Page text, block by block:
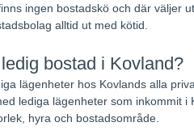
ingen bostadskö och där väljer
alltid ut med kötid.
bostad i Kovland?
lägenheter hos Kovlands alla
lediga lägenheter som inkommit
hyra och bostadsområde.